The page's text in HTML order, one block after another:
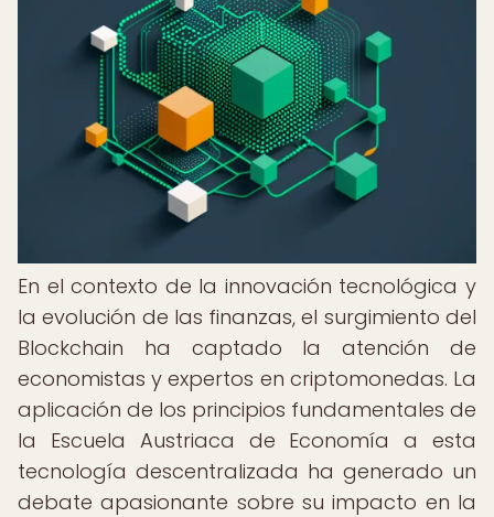
En el contexto de la innovación tecnológica y
la evolución de las finanzas, el surgimiento del
Blockchain ha captado la atención de
economistas y expertos en criptomonedas. La
aplicación de los principios fundamentales de
la Escuela Austriaca de Economía a esta
tecnología descentralizada ha generado un
debate apasionante sobre su impacto en la